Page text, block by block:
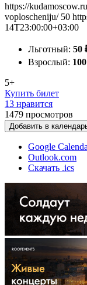
https://
voploscheniju/ 50
14T23:00:00+03:00
Льготный: 50
Взрослый: 100
5+
Купить билет
13 нравится
1479 просмотров
Добавить в
Google
Outlook.com
Скачать .ics